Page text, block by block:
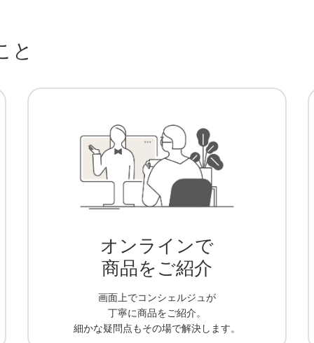
と
オンラインで
商品をご紹介
画面上でコンシェルジュが
丁寧に商品をご紹介。
細かな疑問点もその場で解決します。